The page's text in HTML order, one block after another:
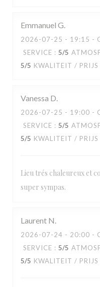
Emmanuel G
2026-07-25 - 19:15 -
SERVICE : 5/5
5/5 KWALITEIT / PRIJS
Vanessa D
2026-07-25 - 19:00 -
SERVICE : 5/5
5/5 KWALITEIT / PRIJS
Lieu trés chaleureux et
super sympas.
Laurent N
2026-07-24 - 20:00 -
SERVICE : 5/5
5/5 KWALITEIT / PRIJS